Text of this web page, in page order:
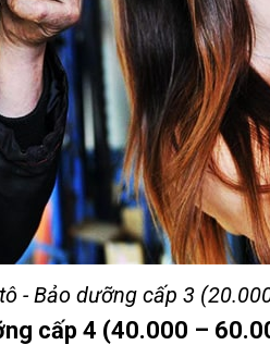
- Bảo dưỡng cấp 3
cấp 4 (40.000 –